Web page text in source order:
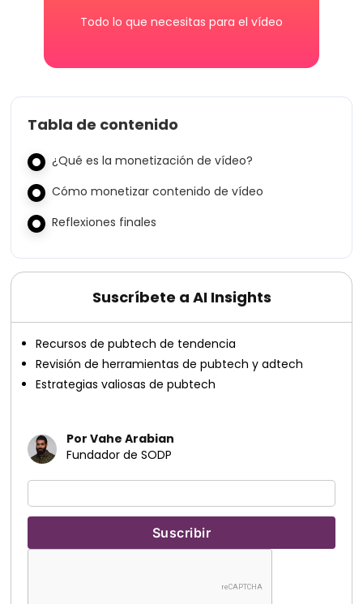
Todo lo que necesitas para el vídeo
Tabla de contenido
¿Qué es la monetización de vídeo?
Cómo monetizar contenido de vídeo
Reflexiones finales
Suscríbete a AI Insights
Recursos de pubtech de tendencia
Revisión de herramientas de pubtech y adtech
Estrategias valiosas de pubtech
Por Vahe Arabian
Fundador de SODP